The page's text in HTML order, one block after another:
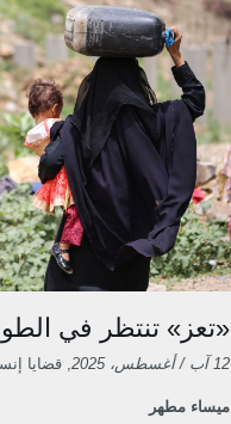
«تعز» تنتظر في
12 آب / أغسطس، 2025 , قضايا
ميساء مطهر